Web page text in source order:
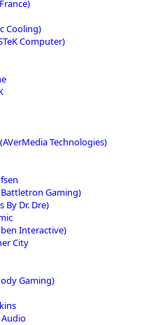
Cooling)
Computer)
Technologies)
Gaming)
By Dr. Dre)
Interactive)
City
Gaming)